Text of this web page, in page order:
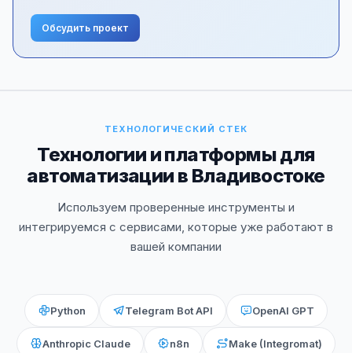
Обсудить проект
ТЕХНОЛОГИЧЕСКИЙ СТЕК
Технологии и платформы для
автоматизации в Владивостоке
Используем проверенные инструменты и
интегрируемся с сервисами, которые уже работают в
вашей компании
Python Telegram Bot API OpenAI GPT
Anthropic Claude n8n Make (Integromat)